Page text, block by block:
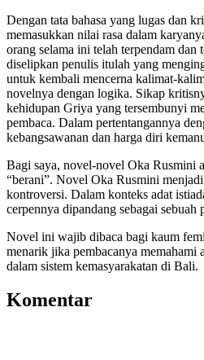
Dengan tata bahasa yang lugas dan
memasukkan nilai rasa dalam
orang selama ini telah terpendam
diselipkan penulis itulah yang
untuk kembali mencerna kalimat-
novelnya dengan logika. Sikap
kehidupan Griya yang tersembunyi
pembaca. Dalam pertentangannya
kebangsawanan dan harga diri
Bagi saya, novel-novel Oka Rusmini
“berani”. Novel Oka Rusmini
kontroversi. Dalam konteks adat
cerpennya dipandang sebagai sebuah
Novel ini wajib dibaca bagi kaum
menarik jika pembacanya memahami
dalam sistem kemasyarakatan di Bali.
Komentar